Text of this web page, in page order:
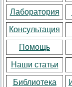
Лаборатория
Консультация
Помощь
Наши статьи
Библиотека